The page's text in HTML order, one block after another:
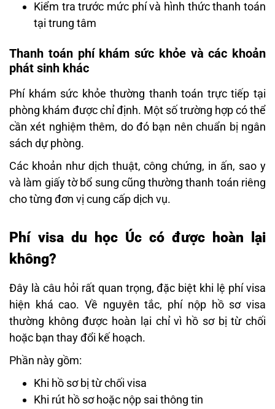
Kiểm tra trước mức phí và hình thức thanh toán
tại trung tâm
Thanh toán phí khám sức khỏe và các khoản
phát sinh khác
Phí khám sức khỏe thường thanh toán trực tiếp tại
phòng khám được chỉ định. Một số trường hợp có thể
cần xét nghiệm thêm, do đó bạn nên chuẩn bị ngân
sách dự phòng.
Các khoản như dịch thuật, công chứng, in ấn, sao y
và làm giấy tờ bổ sung cũng thường thanh toán riêng
cho từng đơn vị cung cấp dịch vụ.
Phí visa du học Úc có được hoàn lại
không?
Đây là câu hỏi rất quan trọng, đặc biệt khi lệ phí visa
hiện khá cao. Về nguyên tắc, phí nộp hồ sơ visa
thường không được hoàn lại chỉ vì hồ sơ bị từ chối
hoặc bạn thay đổi kế hoạch.
Phần này gồm:
Khi hồ sơ bị từ chối visa
Khi rút hồ sơ hoặc nộp sai thông tin